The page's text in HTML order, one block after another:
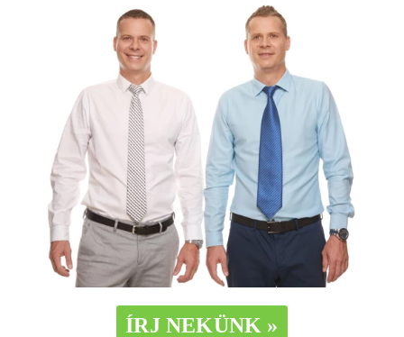
ÍRJ NEKÜNK »